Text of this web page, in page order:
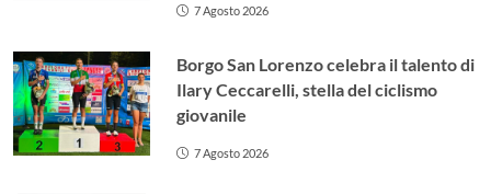
7 Agosto 2026
Borgo San Lorenzo celebra il talento di
Ilary Ceccarelli, stella del ciclismo
giovanile
7 Agosto 2026